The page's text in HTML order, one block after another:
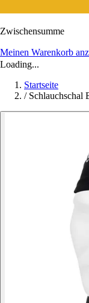
Zwischensumme
Meinen Warenkorb
Loading...
Startseite
/ Schlauchschal